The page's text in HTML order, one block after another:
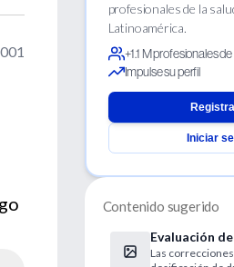
profesionales de la
Latinoamérica.
+1.1 M profesionales
Impulse su perfil
Iniciar
Contenido sugerido
Evaluación
Las correcciones